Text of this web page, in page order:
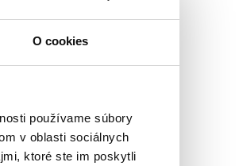
O cookies
používame súbory
v oblasti sociálnych
ktoré ste im poskytli